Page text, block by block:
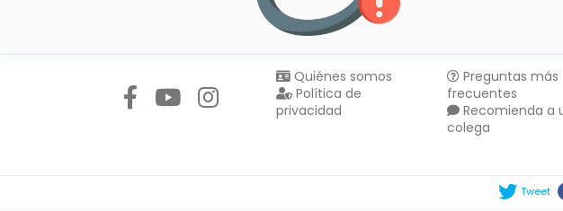
Quiénes somos
Política de
privacidad
Preguntas más
frecuentes
Recomienda a
colega
Tweet